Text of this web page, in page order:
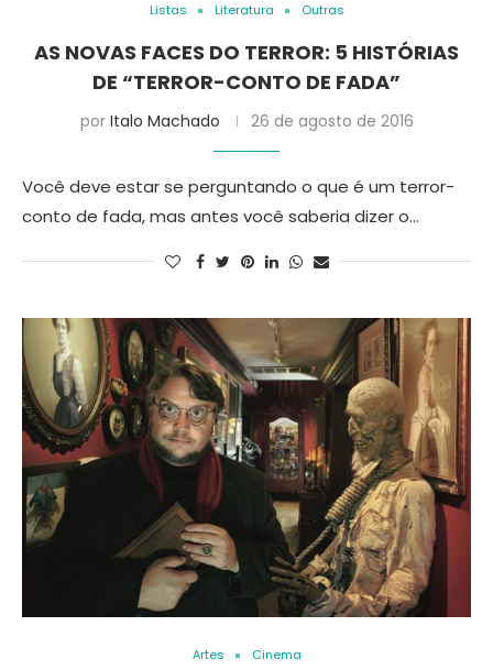
Listas Literatura Outras
AS NOVAS FACES DO TERROR: 5 HISTÓRIAS
DE “TERROR-CONTO DE FADA”
por Italo Machado 26 de agosto de 2016
Você deve estar se perguntando o que é um terror-
conto de fada, mas antes você saberia dizer o…
Artes Cinema